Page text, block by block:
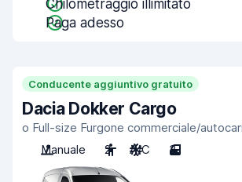
Chilometraggio illimitato
Paga adesso
Conducente aggiuntivo gratuito
Dacia Dokker Cargo
o Full-size Furgone commerciale/
Manuale
2 A/C 3